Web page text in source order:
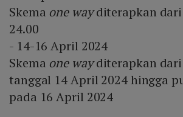
Skema one wayditerapkan
24.00
- 14-16 April 2024
Skema one wayditerapkan dari
tanggal 14 April 2024 hingga
pada 16 April 2024